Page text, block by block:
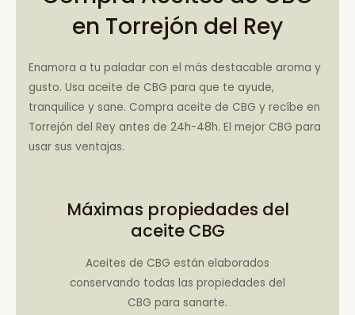
en Torrejón del Rey
Enamora a tu paladar con el más destacable aroma y
gusto. Usa aceite de CBG para que te ayude,
tranquilice y sane. Compra aceite de CBG y recíbe en
Torrejón del Rey antes de 24h-48h. El mejor CBG para
usar sus ventajas.
Máximas propiedades del
aceite CBG
Aceites de CBG están elaborados
conservando todas las propiedades del
CBG para sanarte.